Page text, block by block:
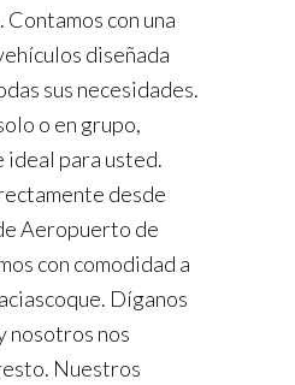
con una
diseñada
sus necesidades.
o en grupo,
ideal para usted.
desde
Aeropuerto de
con comodidad a
Díganos
nosotros nos
Nuestros